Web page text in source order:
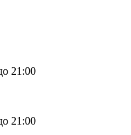
21:00
21:00